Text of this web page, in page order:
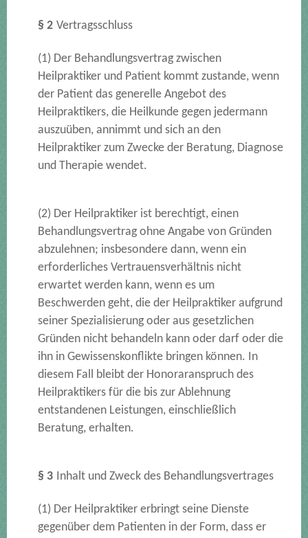
§ 2 Vertragsschluss
(1) Der Behandlungsvertrag zwischen
Heilpraktiker und Patient kommt zustande, wenn
der Patient das generelle Angebot des
Heilpraktikers, die Heilkunde gegen jedermann
auszuüben, annimmt und sich an den
Heilpraktiker zum Zwecke der Beratung, Diagnose
und Therapie wendet.
(2) Der Heilpraktiker ist berechtigt, einen
Behandlungsvertrag ohne Angabe von Gründen
abzulehnen; insbesondere dann, wenn ein
erforderliches Vertrauensverhältnis nicht
erwartet werden kann, wenn es um
Beschwerden geht, die der Heilpraktiker aufgrund
seiner Spezialisierung oder aus gesetzlichen
Gründen nicht behandeln kann oder darf oder die
ihn in Gewissenskonflikte bringen können. In
diesem Fall bleibt der Honoraranspruch des
Heilpraktikers für die bis zur Ablehnung
entstandenen Leistungen, einschließlich
Beratung, erhalten.
§ 3 Inhalt und Zweck des Behandlungsvertrages
(1) Der Heilpraktiker erbringt seine Dienste
gegenüber dem Patienten in der Form, dass er